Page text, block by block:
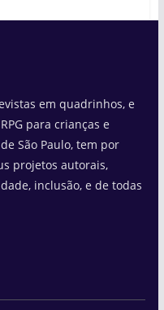
em quadrinhos, e
para crianças e
São Paulo, tem por
projetos autorais,
inclusão, e de todas